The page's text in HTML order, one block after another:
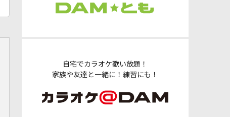
自宅でカラオケ歌い放題！
家族や友達と一緒に！練習にも！